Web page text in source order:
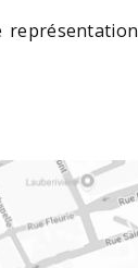
représentation